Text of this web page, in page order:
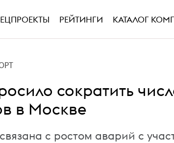
РЕЙТИНГИ КАТАЛОГ
сократить
в Москве
с ростом аварий с